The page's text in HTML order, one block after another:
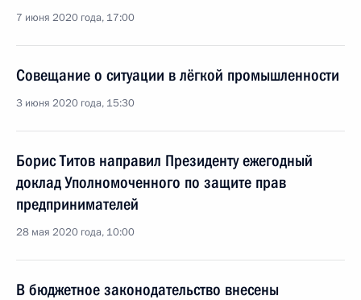
7 июня 2020 года, 17:00
Совещание о ситуации в лёгкой промышленности
3 июня 2020 года, 15:30
Борис Титов направил Президенту ежегодный
доклад Уполномоченного по защите прав
предпринимателей
28 мая 2020 года, 10:00
В бюджетное законодательство внесены